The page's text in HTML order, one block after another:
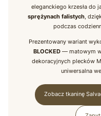
eleganckiego krzesła do
sprężynach falistych,
podczas
Prezentowany wariant
BLOCKED — matowym
dekoracyjnych plecków
uniwersalna
Zobacz tkaninę